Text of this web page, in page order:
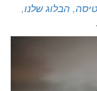
, הבלוג שלנו,
.